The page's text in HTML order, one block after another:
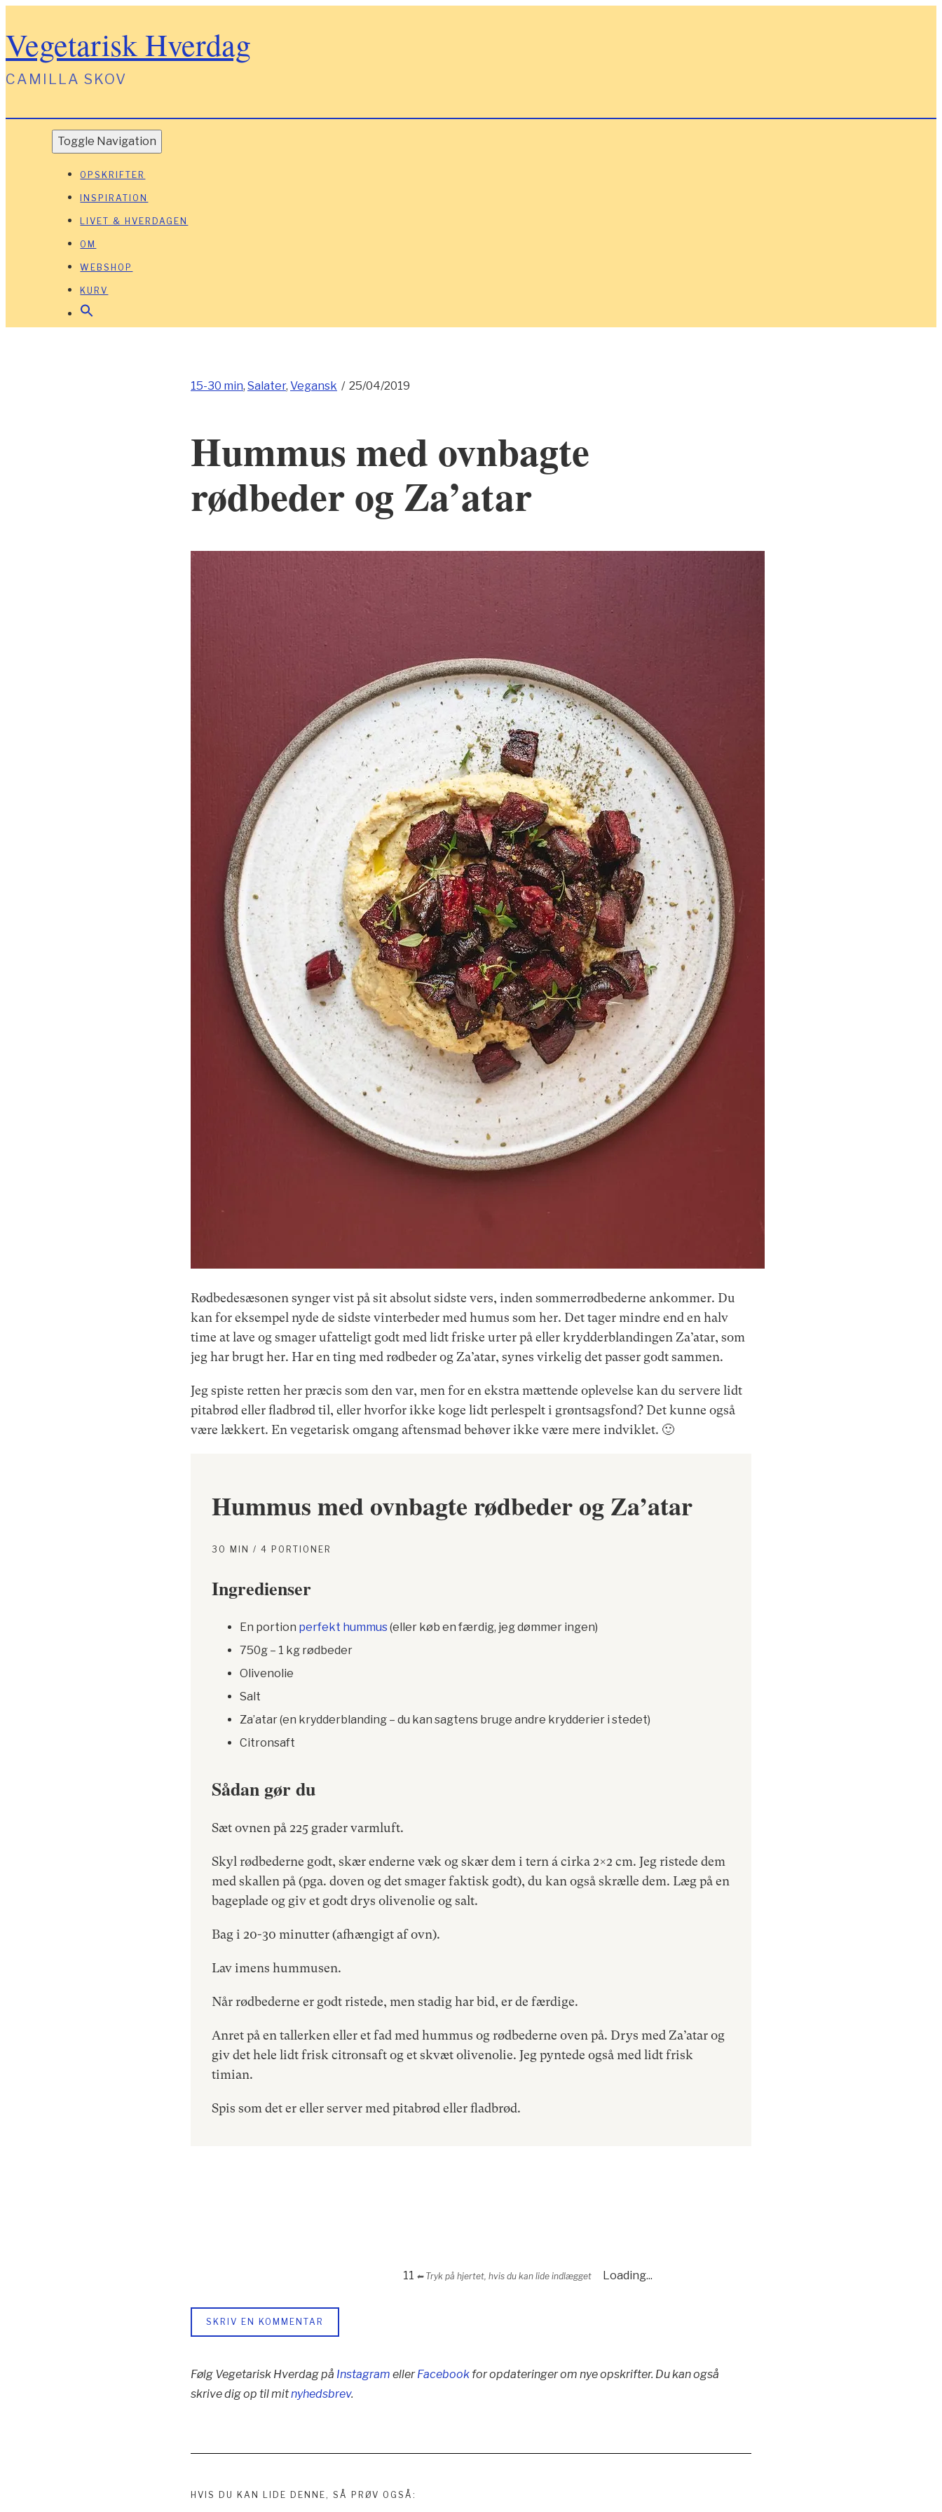
Vegetarisk Hverdag
CAMILLA SKOV
Toggle Navigation
OPSKRIFTER
INSPIRATION
LIVET & HVERDAGEN
OM
WEBSHOP
KURV
15-30 min, Salater, Vegansk / 25/04/2019
Hummus med ovnbagte
rødbeder og Za’atar
Rødbedesæsonen synger vist på sit absolut sidste vers, inden sommerrødbederne ankommer. Du
kan for eksempel nyde de sidste vinterbeder med humus som her. Det tager mindre end en halv
time at lave og smager ufatteligt godt med lidt friske urter på eller krydderblandingen Za’atar, som
jeg har brugt her. Har en ting med rødbeder og Za’atar, synes virkelig det passer godt sammen.
Jeg spiste retten her præcis som den var, men for en ekstra mættende oplevelse kan du servere lidt
pitabrød eller fladbrød til, eller hvorfor ikke koge lidt perlespelt i grøntsagsfond? Det kunne også
være lækkert. En vegetarisk omgang aftensmad behøver ikke være mere indviklet. 🙂
Hummus med ovnbagte rødbeder og Za’atar
30 MIN / 4 PORTIONER
Ingredienser
En portion perfekt hummus(eller køb en færdig, jeg dømmer ingen)
750g – 1 kg rødbeder
Olivenolie
Salt
Za’atar (en krydderblanding – du kan sagtens bruge andre krydderier i stedet)
Citronsaft
Sådan gør du
Sæt ovnen på 225 grader varmluft.
Skyl rødbederne godt, skær enderne væk og skær dem i tern á cirka 2×2 cm. Jeg ristede dem
med skallen på (pga. doven og det smager faktisk godt), du kan også skrælle dem. Læg på en
bageplade og giv et godt drys olivenolie og salt.
Bag i 20-30 minutter (afhængigt af ovn).
Lav imens hummusen.
Når rødbederne er godt ristede, men stadig har bid, er de færdige.
Anret på en tallerken eller et fad med hummus og rødbederne oven på. Drys med Za’atar og
giv det hele lidt frisk citronsaft og et skvæt olivenolie. Jeg pyntede også med lidt frisk
timian.
Spis som det er eller server med pitabrød eller fladbrød.
11 ⬅︎ Tryk på hjertet, hvis du kan lide indlægget Loading...
SKRIV EN KOMMENTAR
Følg Vegetarisk Hverdag på Instagram ellerFacebook for opdateringer om nye opskrifter. Du kan også
skrive dig op til mitnyhedsbrev.
HVIS DU KAN LIDE DENNE, SÅ PRØV OGSÅ: